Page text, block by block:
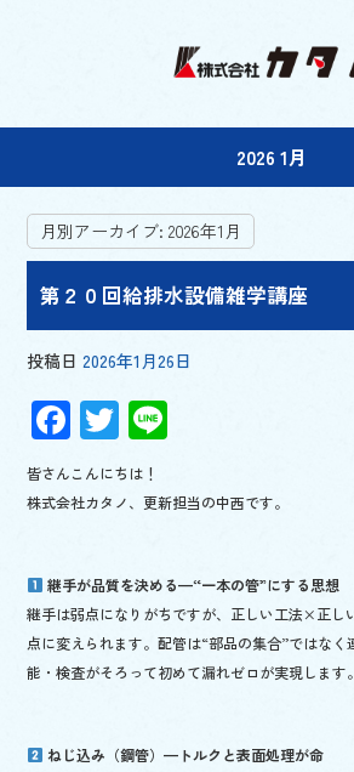
2026 1月
月別アーカイブ:2026年1月
第２０回給排水設備雑学講座
投稿日 2026年1月26日
F
ac
e
o
o
k
T
wi
tt e
皆さんこんにちは！
株式会社カタノ、更新担当の中西です。
継手が品質を決める—“一本の管”にする思想
継手は弱点になりがちですが、正しい工法×正
点に変えられます。配管は“部品の集合”ではな
能・検査がそろって初めて漏れゼロが実現します。
ねじ込み（鋼管）—トルクと表面処理が命